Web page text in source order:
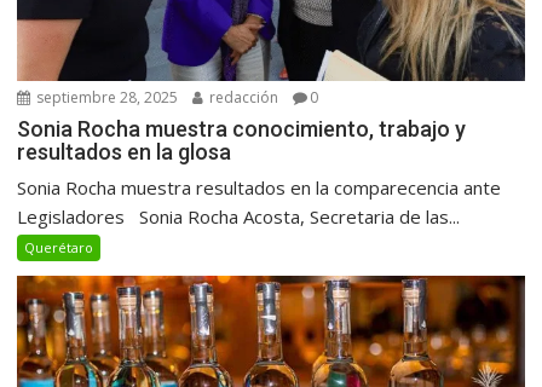
septiembre 28, 2025 redacción 0
Sonia Rocha muestra conocimiento, trabajo y
resultados en la glosa
Sonia Rocha muestra resultados en la comparecencia ante
Legisladores Sonia Rocha Acosta, Secretaria de las...
Querétaro